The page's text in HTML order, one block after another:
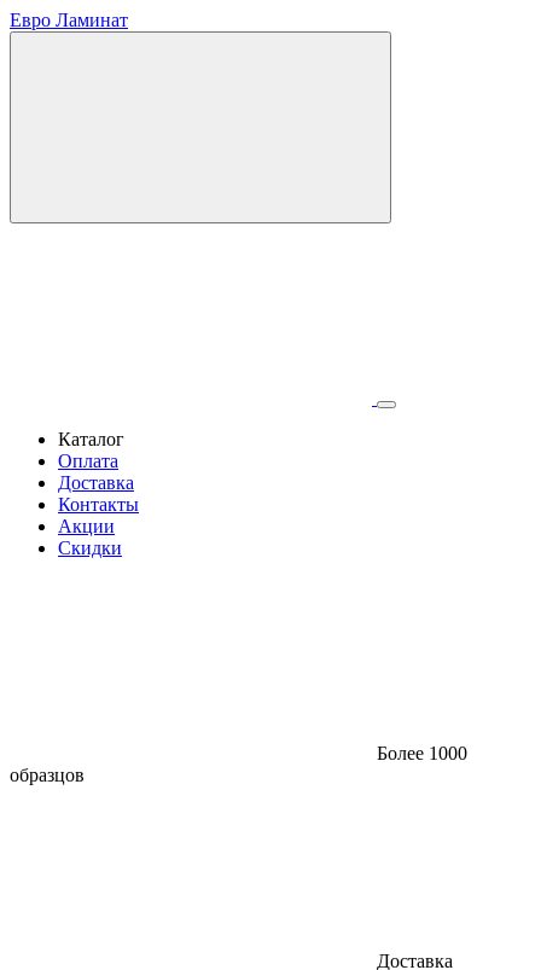
Евро Ламинат
Каталог
Оплата
Доставка
Контакты
Акции
Скидки
Более 1000
образцов
Доставка